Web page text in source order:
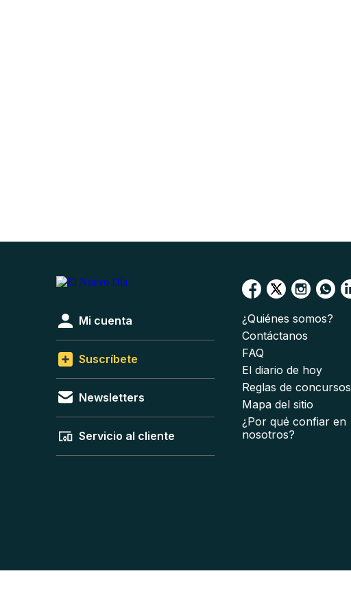
Mi cuenta
Suscríbete
Newsletters
Servicio al cliente
¿Quiénes somos?
Contáctanos
FAQ
El diario de hoy
Reglas de concursos
Mapa del sitio
¿Por qué confiar en
nosotros?